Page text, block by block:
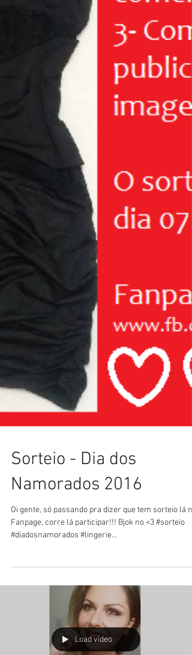
Sorteio - Dia dos
Namorados 2016
Oi gente, só passando pra dizer que tem sorteio lá na
Fanpage, corre lá participar!!! Bjok no <3 #sorteio
#diadosnamorados #lingerie...